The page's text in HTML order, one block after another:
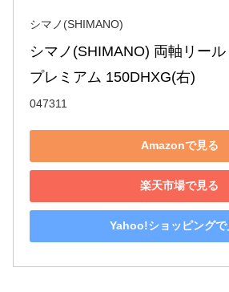
シマノ(SHIMANO)
シマノ(SHIMANO) 両軸リー
プレミアム 150DHXG(右)
047311
Amazonで見る
楽天市場で見る
Yahoo!ショッピングで